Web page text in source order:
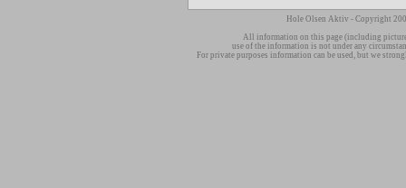
Hole Olsen Aktiv - Copyright
All information on this page (including
use of the information is not under any
For private purposes information can be used, but we